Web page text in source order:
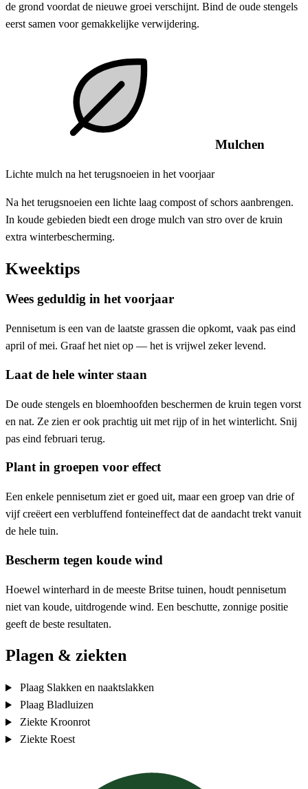
de grond voordat de nieuwe groei verschijnt. Bind de oude stengels
eerst samen voor gemakkelijke verwijdering.
Mulchen
Lichte mulch na het terugsnoeien in het voorjaar
Na het terugsnoeien een lichte laag compost of schors aanbrengen.
In koude gebieden biedt een droge mulch van stro over de kruin
extra winterbescherming.
Kweektips
Wees geduldig in het voorjaar
Pennisetum is een van de laatste grassen die opkomt, vaak pas eind
april of mei. Graaf het niet op — het is vrijwel zeker levend.
Laat de hele winter staan
De oude stengels en bloemhoofden beschermen de kruin tegen vorst
en nat. Ze zien er ook prachtig uit met rijp of in het winterlicht. Snij
pas eind februari terug.
Plant in groepen voor effect
Een enkele pennisetum ziet er goed uit, maar een groep van drie of
vijf creëert een verbluffend fonteineffect dat de aandacht trekt vanuit
de hele tuin.
Bescherm tegen koude wind
Hoewel winterhard in de meeste Britse tuinen, houdt pennisetum
niet van koude, uitdrogende wind. Een beschutte, zonnige positie
geeft de beste resultaten.
Plagen & ziekten
Plaag Slakken en naaktslakken
Plaag Bladluizen
Ziekte Kroonrot
Ziekte Roest